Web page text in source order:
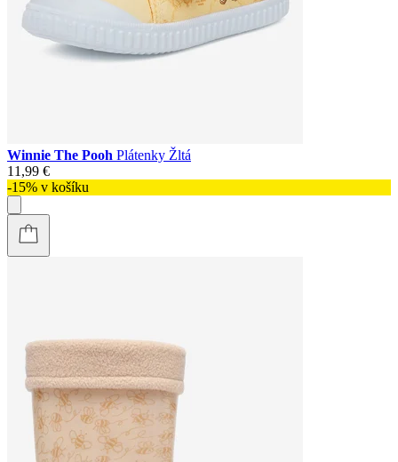
Winnie The Pooh Plátenky Žltá
11,99 €
-15% v košíku